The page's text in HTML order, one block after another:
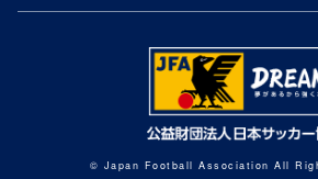
© Japan Football Association All